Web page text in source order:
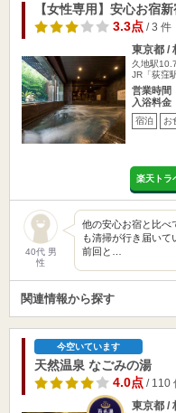
【女性専用】安心お宿
3.3点/ 3 件
東京都 /
久地駅
JR「荻窪
営業時間
入浴料金
宿泊 お
楽天トラ
40代 男
性
他の安心お宿と比べ
も清掃が行き届いて
前回と…
関連情報から探す
今空いています
天然温泉 なごみの湯
4.0点/ 110
東京都 /